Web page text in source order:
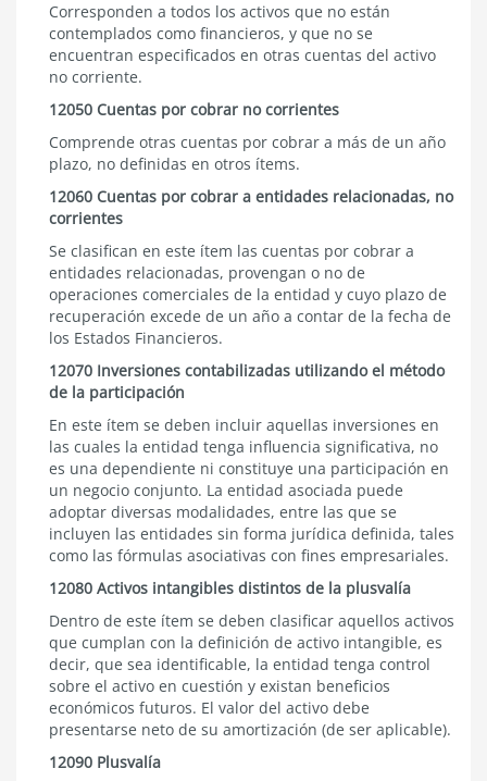
Corresponden a todos los activos que no están
contemplados como financieros, y que no se
encuentran especificados en otras cuentas del activo
no corriente.
12050 Cuentas por cobrar no corrientes
Comprende otras cuentas por cobrar a más de un año
plazo, no definidas en otros ítems.
12060 Cuentas por cobrar a entidades relacionadas, no
corrientes
Se clasifican en este ítem las cuentas por cobrar a
entidades relacionadas, provengan o no de
operaciones comerciales de la entidad y cuyo plazo de
recuperación excede de un año a contar de la fecha de
los Estados Financieros.
12070 Inversiones contabilizadas utilizando el método
de la participación
En este ítem se deben incluir aquellas inversiones en
las cuales la entidad tenga influencia significativa, no
es una dependiente ni constituye una participación en
un negocio conjunto. La entidad asociada puede
adoptar diversas modalidades, entre las que se
incluyen las entidades sin forma jurídica definida, tales
como las fórmulas asociativas con fines empresariales.
12080 Activos intangibles distintos de la plusvalía
Dentro de este ítem se deben clasificar aquellos activos
que cumplan con la definición de activo intangible, es
decir, que sea identificable, la entidad tenga control
sobre el activo en cuestión y existan beneficios
económicos futuros. El valor del activo debe
presentarse neto de su amortización (de ser aplicable).
12090 Plusvalía